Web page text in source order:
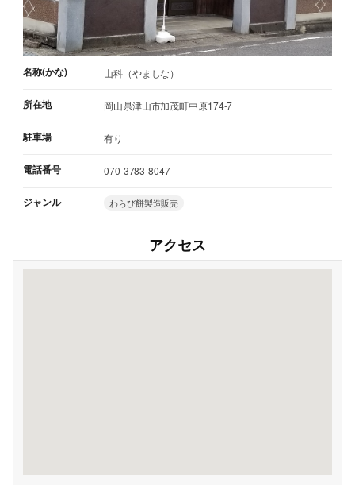
名称(かな) 山科（やましな）
所在地 岡山県津山市加茂町中原174-7
駐車場 有り
電話番号 070-3783-8047
ジャンル わらび餅製造販売
アクセス